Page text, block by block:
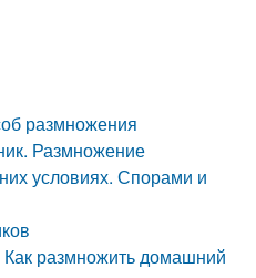
размножения
Размножение
условиях. Спорами и
размножить домашний